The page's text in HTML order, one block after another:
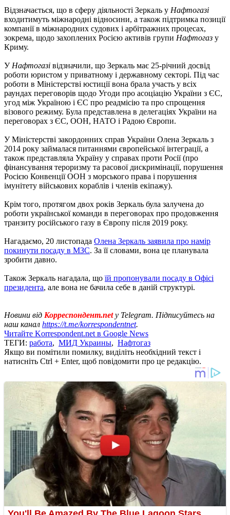
Відзначається, що в сферу діяльності Зеркаль у Нафтогазі
входитимуть міжнародні відносини, а також підтримка позиції
компанії в міжнародних судових і арбітражних процесах,
зокрема, щодо захоплених Росією активів групи Нафтогаз у
Криму.
УНафтогазі відзначили, що Зеркаль має 25-річний досвід
роботи юристом у приватному і державному секторі. Під час
роботи в Міністерстві юстиції вона брала участь у всіх
раундах переговорів щодо Угоди про асоціацію України з ЄС,
угод між Україною і ЄС про реадмісію та про спрощення
візового режиму. Була представлена ​​в делегаціях України на
переговорах з ЄС, ООН, НАТО і Радою Європи.
У Міністерстві закордонних справ України Олена Зеркаль з
2014 року займалася питаннями європейської інтеграції, а
також представляла Україну у справах проти Росії (про
фінансування тероризму та расової дискримінації, порушення
Росією Конвенції ООН з морського права і порушення
імунітету військових кораблів і членів екіпажу).
Крім того, протягом двох років Зеркаль була залучена до
роботи української команди в переговорах про продовження
транзиту російського газу в Європу після 2019 року.
Нагадаємо, 20 листопада Олена Зеркаль заявила про намір
покинути посаду в МЗС. За її словами, вона це планувала
зробити давно.
Також Зеркаль нагадала, що їй пропонували посаду в Офісі
президента, але вона не бачила себе в даній структурі.
Новини від Корреспондент.net у Telegram. Підписуйтесь на
наш канал https://t.me/korrespondentnet.
Читайте Korrespondent.net в Google News
ТЕГИ: работа, МИД Украины, Нафтогаз
Якщо ви помітили помилку, виділіть необхідний текст і
натисніть Ctrl + Enter, щоб повідомити про це редакцію.